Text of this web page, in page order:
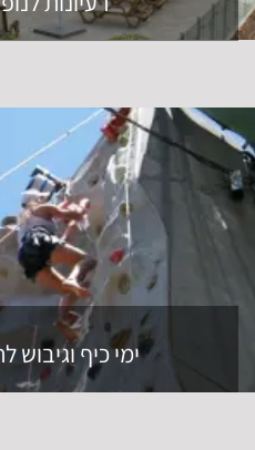
ימי כיף וגיבוש